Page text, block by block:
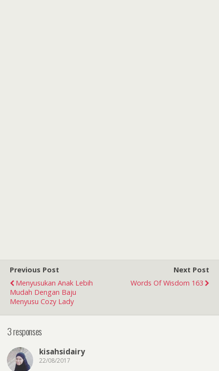
Previous Post
Menyusukan Anak Lebih
Mudah Dengan Baju
Menyusu Cozy Lady
Next Post
Words Of Wisdom 163
3 responses
kisahsidairy
22/08/2017